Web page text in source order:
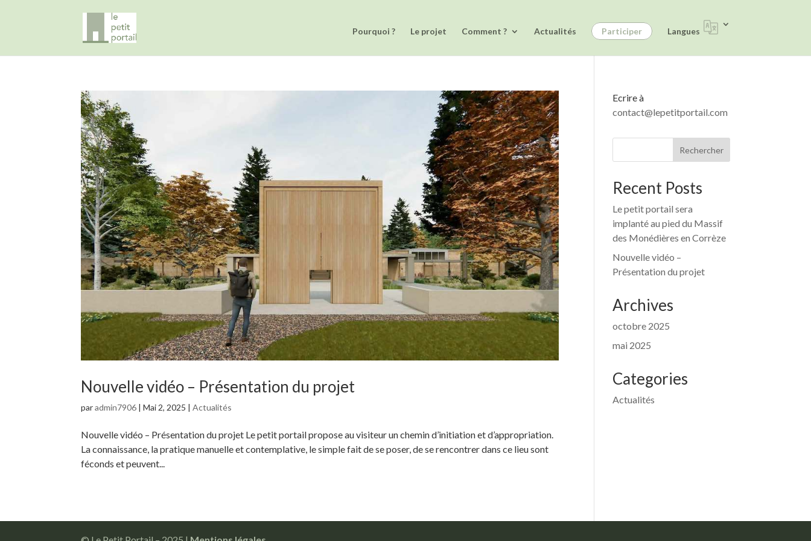
Pourquoi ? Le projet Comment ? Actualités Participer Langues
Nouvelle vidéo – Présentation du projet
paradmin7906 |Mai 2, 2025 |Actualités
Nouvelle vidéo – Présentation du projet Le petit portail propose au visiteur un chemin d’initiation et d’appropriation.
La connaissance, la pratique manuelle et contemplative, le simple fait de se poser, de se rencontrer dans ce lieu sont
féconds et peuvent...
Ecrire à
contact@lepetitportail.com
Rechercher
Recent Posts
Le petit portail sera
implanté au pied du Massif
des Monédières en Corrèze
Nouvelle vidéo –
Présentation du projet
Archives
octobre 2025
mai 2025
Categories
Actualités